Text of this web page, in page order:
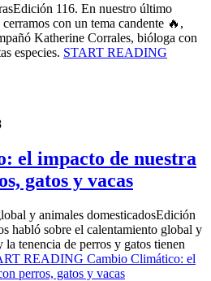
Edición 116. En nuestro último
con un tema candente 🔥,
Katherine Corrales, bióloga con
especies. START READING
el impacto de nuestra
gatos y vacas
Edición
habló sobre el calentamiento global y
tenencia de perros y gatos tienen
READING Cambio Climático: el
perros, gatos y vacas